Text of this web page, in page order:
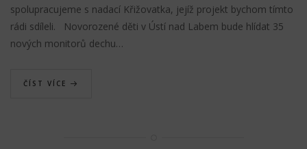
spolupracujeme s nadací Křižovatka, jejíž projekt bychom tímto
rádi sdíleli. Novorozené děti v Ústí nad Labem bude hlídat 35
nových monitorů dechu…
ČÍST VÍCE